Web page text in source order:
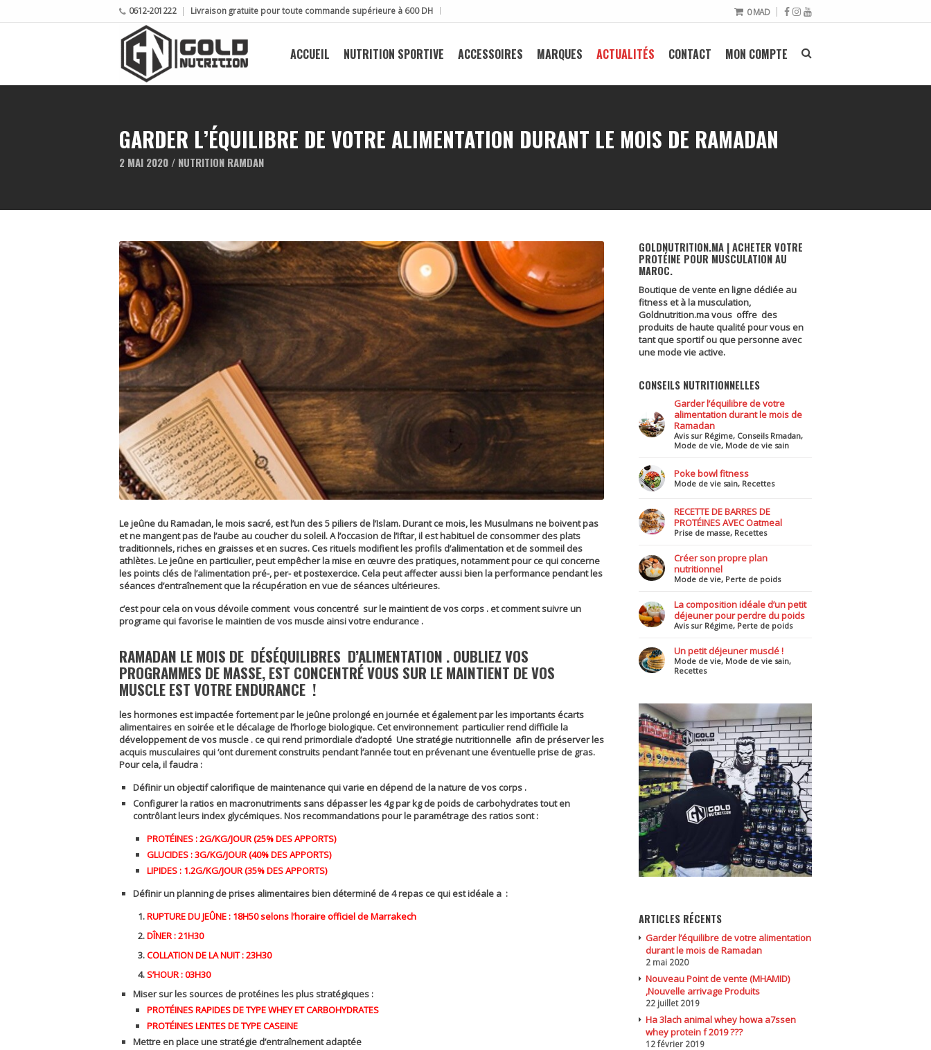
0612-201222 Livraison gratuite pour toute commande supérieure à 600 DH 0MAD
ACCUEIL NUTRITION SPORTIVE ACCESSOIRES MARQUES ACTUALITÉS CONTACT MON COMPTE
GARDER L’ÉQUILIBRE DE VOTRE ALIMENTATION DURANT LE MOIS DE RAMADAN
2 MAI 2020 / NUTRITION RAMDAN
Le jeûne du Ramadan, le mois sacré, est l’un des 5 piliers de l’Islam. Durant ce mois, les Musulmans ne boivent pas
et ne mangent pas de l’aube au coucher du soleil. A l’occasion de l’Iftar, il est habituel de consommer des plats
traditionnels, riches en graisses et en sucres. Ces rituels modifient les profils d’alimentation et de sommeil des
athlètes. Le jeûne en particulier, peut empêcher la mise en œuvre des pratiques, notamment pour ce qui concerne
les points clés de l’alimentation pré-, per- et postexercice. Cela peut affecter aussi bien la performance pendant les
séances d’entraînement que la récupération en vue de séances ultérieures.
c’est pour cela on vous dévoile comment vous concentré sur le maintient de vos corps . et comment suivre un
programe qui favorise le maintien de vos muscle ainsi votre endurance .
RAMADAN LE MOIS DE DÉSÉQUILIBRES D’ALIMENTATION . OUBLIEZ VOS
PROGRAMMES DE MASSE, EST CONCENTRÉ VOUS SUR LE MAINTIENT DE VOS
MUSCLE EST VOTRE ENDURANCE !
les hormones est impactée fortement par le jeûne prolongé en journée et également par les importants écarts
alimentaires en soirée et le décalage de l’horloge biologique. Cet environnement particulier rend difficile la
développement de vos muscle . ce qui rend primordiale d’adopté Une stratégie nutritionnelle afin de préserver les
acquis musculaires qui ‘ont durement construits pendant l’année tout en prévenant une éventuelle prise de gras.
Pour cela, il faudra :
Définir un objectif calorifique de maintenance qui varie en dépend de la nature de vos corps .
Configurer la ratios en macronutriments sans dépasser les 4g par kg de poids de carbohydrates tout en
contrôlant leurs index glycémiques. Nos recommandations pour le paramétrage des ratios sont :
PROTÉINES : 2G/KG/JOUR (25% DES APPORTS)
GLUCIDES : 3G/KG/JOUR (40% DES APPORTS)
LIPIDES : 1.2G/KG/JOUR (35% DES APPORTS)
Définir un planning de prises alimentaires bien déterminé de 4 repas ce qui est idéale a :
RUPTURE DU JEÛNE : 18H50 selons l’horaire officiel de Marrakech
DÎNER : 21H30
COLLATION DE LA NUIT : 23H30
S’HOUR : 03H30
Miser sur lessources de protéines les plus stratégiques :
PROTÉINES RAPIDES DE TYPE WHEY ET CARBOHYDRATES
PROTÉINES LENTES DE TYPE CASEINE
Mettre en place une stratégie d’entraînement adaptée
GOLDNUTRITION.MA | ACHETER VOTRE
PROTÉINE POUR MUSCULATION AU
MAROC.
Boutique de vente en ligne dédiée au
fitness et à la musculation,
Goldnutrition.ma vous offre des
produits de haute qualité pour vous en
tant que sportif ou que personne avec
une mode vie active.
CONSEILS NUTRITIONNELLES
Garder l’équilibre de votre
alimentation durant le mois de
Ramadan
Avis sur Régime, Conseils Rmadan,
Mode de vie, Mode de vie sain
Poke bowl fitness
Mode de vie sain, Recettes
RECETTE DE BARRES DE
PROTÉINES AVEC Oatmeal
Prise de masse, Recettes
Créer son propre plan
nutritionnel
Mode de vie, Perte de poids
La composition idéale d’un petit
déjeuner pour perdre du poids
Avis sur Régime, Perte de poids
Un petit déjeuner musclé !
Mode de vie, Mode de vie sain,
Recettes
ARTICLES RÉCENTS
Garder l’équilibre de votre alimentation
durant le mois de Ramadan
2 mai 2020
Nouveau Point de vente (MHAMID)
,Nouvelle arrivage Produits
22 juillet 2019
Ha 3lach animal whey howa a7ssen
whey protein f 2019 ???
12 février 2019